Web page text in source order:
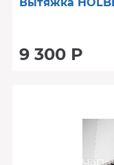
9 300 Р